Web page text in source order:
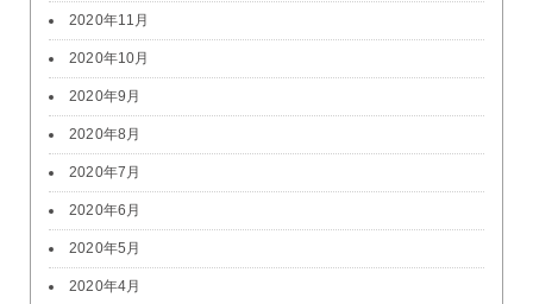
2020年11月
2020年10月
2020年9月
2020年8月
2020年7月
2020年6月
2020年5月
2020年4月